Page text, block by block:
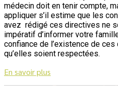
médecin doit en tenir compte,
appliquer s’il estime que les
avez rédigé ces directives ne
impératif d’informer votre
confiance de l’existence de
qu’elles soient respectées.
En savoir plus